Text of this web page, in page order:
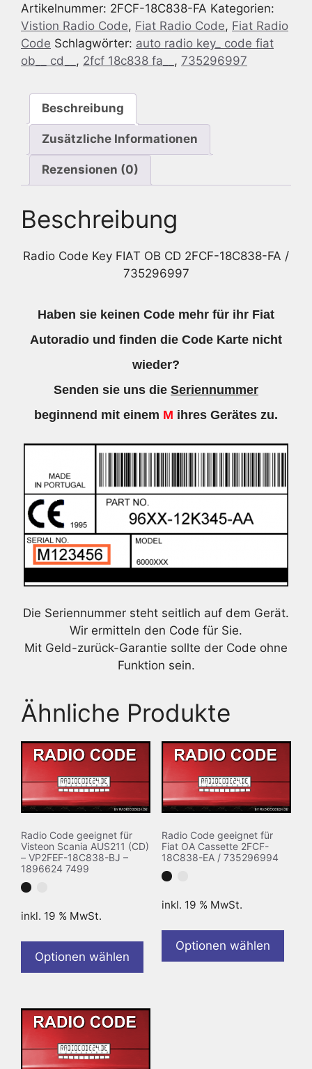
Fiat
OB
CD
2FCF-
FA
735296997
Artikelnummer: 2FCF-18C838-FA Kategorien:
Vistion Radio Code, Fiat Radio Code, Fiat Radio
Code Schlagwörter: auto radio key_ code fiat
ob__ cd__ , 2fcf 18c838 fa__ , 735296997
Beschreibung
Zusätzliche Informationen
Rezensionen (0)
Beschreibung
Radio Code Key FIAT OB CD 2FCF-18C838-FA /
735296997
Haben sie keinen Code mehr für ihr Fiat
Autoradio und finden die Code Karte nicht
wieder?
Senden sie uns die Seriennummer
beginnend mit einem M ihres Gerätes zu.
Die Seriennummer steht seitlich auf dem Gerät.
Wir ermitteln den Code für Sie.
Mit Geld-zurück-Garantie sollte der Code ohne
Funktion sein.
Ähnliche Produkte
Radio Code geeignet für
Visteon Scania AUS211 (CD)
– VP2FEF-18C838-BJ –
1896624 7499
inkl. 19 % MwSt.
Optionen wählen
Radio Code geeignet für
Fiat OA Cassette 2FCF-
18C838-EA / 735296994
inkl. 19 % MwSt.
Optionen wählen